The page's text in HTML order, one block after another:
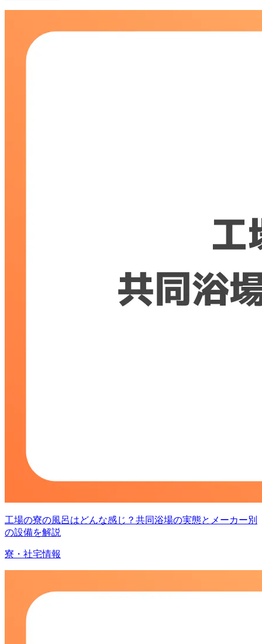
工場の寮の風呂はどんな感じ？共同浴場の実態とメーカー別
の設備を解説
寮・社宅情報